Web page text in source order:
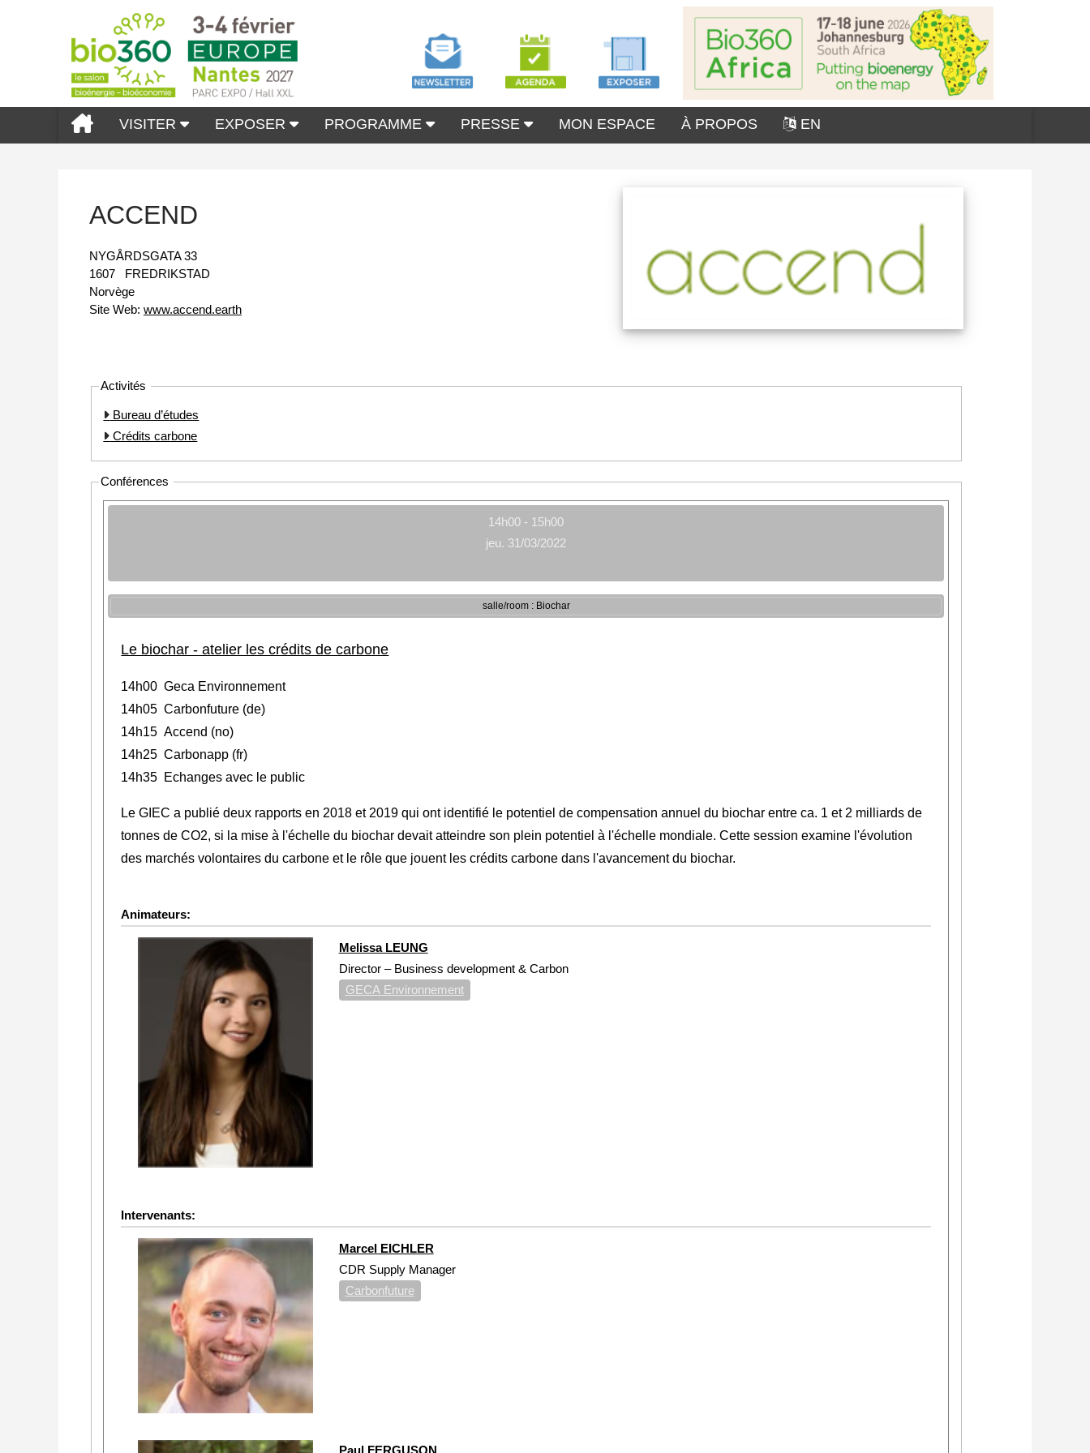
VISITER EXPOSER PROGRAMME PRESSE MON ESPACE À PROPOS EN
ACCEND
NYGÅRDSGATA 33
1607
FREDRIKSTAD
Norvège
Site Web: www.accend.earth
Activités
Bureau d’études
Crédits carbone
Conférences
14h00 - 15h00
jeu. 31/03/2022
salle/room : Biochar
Le biochar - atelier les crédits de carbone
14h00 Geca Environnement
14h05 Carbonfuture (de)
14h15 Accend (no)
14h25 Carbonapp (fr)
14h35 Echanges avec le public
Le GIEC a publié deux rapports en 2018 et 2019 qui ont identifié le potentiel de compensation annuel du biochar entre ca. 1 et 2 milliards de
tonnes de CO2, si la mise à l'échelle du biochar devait atteindre son plein potentiel à l'échelle mondiale. Cette session examine l'évolution
des marchés volontaires du carbone et le rôle que jouent les crédits carbone dans l'avancement du biochar.
Animateurs:
Melissa LEUNG
Director – Business development & Carbon
GECA Environnement
Intervenants:
Marcel EICHLER
CDR Supply Manager
Carbonfuture